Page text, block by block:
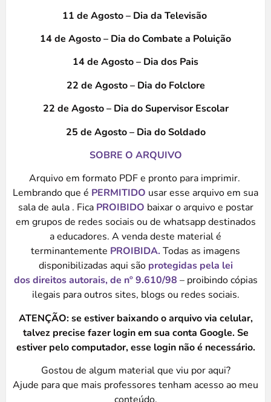
11 de Agosto – Dia da Televisão
14 de Agosto – Dia do Combate a Poluição
14 de Agosto – Dia dos Pais
22 de Agosto – Dia do Folclore
22 de Agosto – Dia do Supervisor Escolar
25 de Agosto – Dia do Soldado
SOBRE O ARQUIVO
Arquivo em formato PDF e pronto para imprimir.
Lembrando que é PERMITIDO usar esse arquivo em sua
sala de aula . Fica PROIBIDO baixar o arquivo e postar
em grupos de redes sociais ou de whatsapp destinados
a educadores. A venda deste material é
terminantemente PROIBIDA. Todas as imagens
disponibilizadas aqui são protegidas pela lei
dos direitos autorais, de nº 9.610/98 – proibindo cópias
ilegais para outros sites, blogs ou redes sociais.
ATENÇÃO: se estiver baixando o arquivo via celular,
talvez precise fazer login em sua conta Google. Se
estiver pelo computador, esse login não é necessário.
Gostou de algum material que viu por aqui?
Ajude para que mais professores tenham acesso ao meu